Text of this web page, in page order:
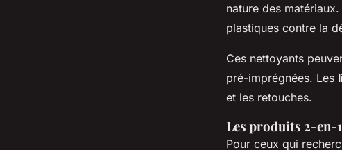
nature des
plastiques contre la
Ces nettoyants
pré-imprégnées. Les
et les retouches.
Les produits 2-en-
Pour ceux qui